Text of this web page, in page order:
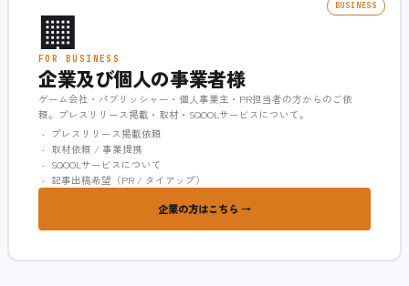
BUSINESS
🏢
FOR BUSINESS
企業及び個人の事業者様
ゲーム会社・パブリッシャー・個人事業主・PR担当者の方からのご依
頼。プレスリリース掲載・取材・SQOOLサービスについて。
プレスリリース掲載依頼
取材依頼 / 事業提携
SQOOLサービスについて
記事出稿希望（PR / タイアップ）
企業の方はこちら →